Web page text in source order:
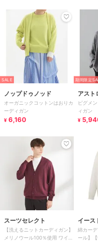
SALE
ノップドゥノッド
オーガニックコットンはおりカ
ーディガン
¥ 6,160
期間限定
アスト
ピグメ
ィガン
¥
スーツセレクト
【洗えるニットカーディガン】
メリノウール100％使用 ワイン
イース
綿カー
ール】